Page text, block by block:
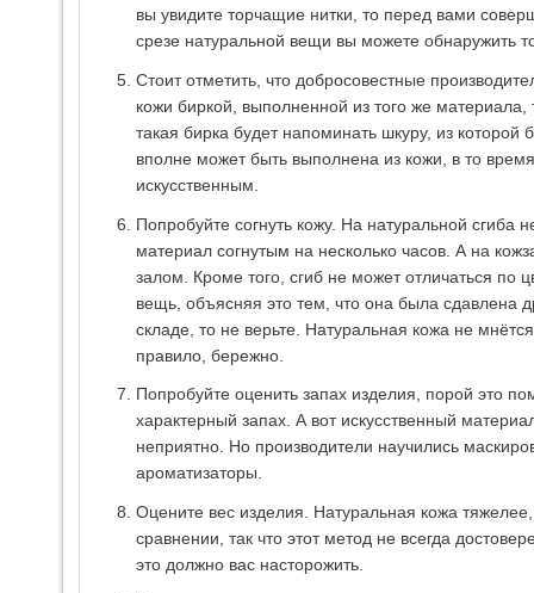
вы увидите торчащие нитки, то перед вами
срезе натуральной вещи вы можете обнаружить
Стоит отметить, что добросовестные
кожи биркой, выполненной из того же
такая бирка будет напоминать шкуру, из которой
вполне может быть выполнена из кожи, в то
искусственным.
Попробуйте согнуть кожу. На натуральной сгиба
материал согнутым на несколько часов. А на
залом. Кроме того, сгиб не может отличаться по
вещь, объясняя это тем, что она была сдавлена
складе, то не верьте. Натуральная кожа не
правило, бережно.
Попробуйте оценить запах изделия, порой это
характерный запах. А вот искусственный
неприятно. Но производители научились
ароматизаторы.
Оцените вес изделия. Натуральная кожа
сравнении, так что этот метод не всегда
это должно вас насторожить.